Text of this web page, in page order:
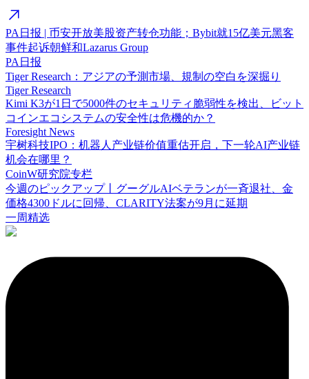
PA日报 | 币安开放美股资产转仓功能；Bybit就15亿美元黑客
事件起诉朝鲜和Lazarus Group
PA日报
Tiger Research：アジアの予測市場、規制の空白を深掘り
Tiger Research
Kimi K3が1日で5000件のセキュリティ脆弱性を検出、ビット
コインエコシステムの安全性は危機的か？
Foresight News
宇树科技IPO：机器人产业链价值重估开启，下一轮AI产业链
机会在哪里？
CoinW研究院专栏
今週のピックアップ丨グーグルAIベテランが一斉退社、金
価格4300ドルに回帰、CLARITY法案が9月に延期
一周精选